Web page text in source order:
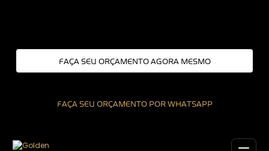
FAÇA SEU ORÇAMENTO AGORA MESMO
FAÇA SEU ORÇAMENTO POR WHATSAPP